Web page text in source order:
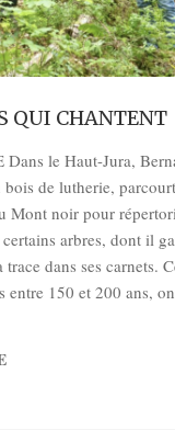
QUI CHANTENT
Dans le Haut-Jura,
de lutherie,
Mont noir pour
arbres, dont il
dans ses carnets.
entre 150 et 200 ans,